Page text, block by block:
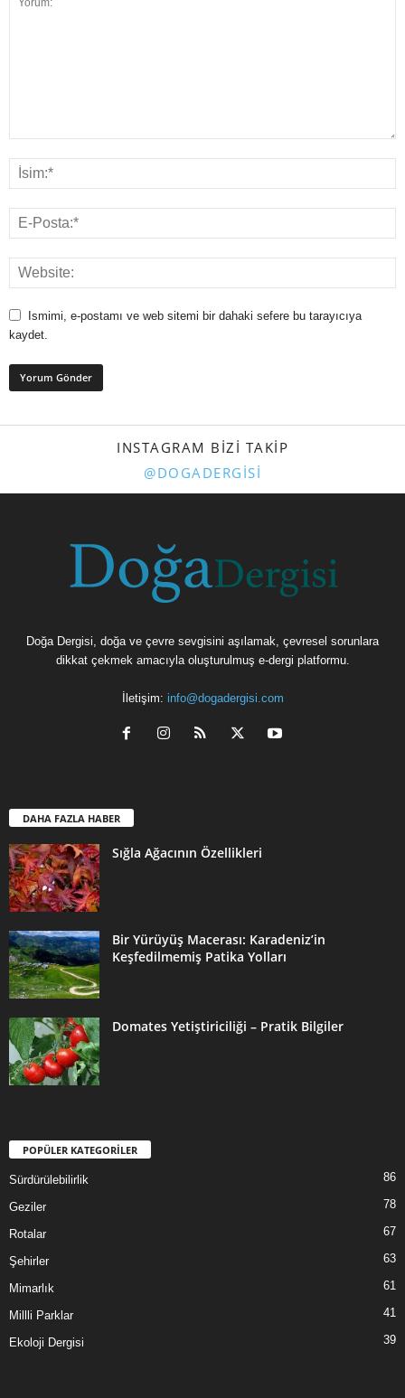
Ismimi, e-postamı ve web sitemi bir dahaki sefere bu tarayıcıya
kaydet.
INSTAGRAM BIZI TAKIP
@DOGADERGISI
Doğa Dergisi, doğa ve çevre sevgisini aşılamak, çevresel sorunlara
dikkat çekmek amacıyla oluşturulmuş e-dergi platformu.
İletişim: info@dogadergisi.com
DAHA FAZLA HABER
Sığla Ağacının Özellikleri
Bir Yürüyüş Macerası: Karadeniz’in
Keşfedilmemiş Patika Yolları
Domates Yetiştiriciliği – Pratik Bilgiler
POPÜLER KATEGORİLER
Sürdürülebilirlik 86
Geziler 78
Rotalar 67
Şehirler 63
Mimarlık 61
Millli Parklar 41
Ekoloji Dergisi 39